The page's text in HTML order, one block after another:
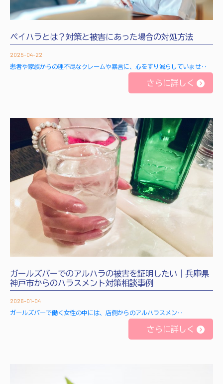
ペイハラとは？対策と被害にあった場合の対処方法
2025-04-22
患者や家族からの理不尽なクレームや暴言に、心をすり減らしていませ‥
さらに詳しく
ガールズバーでのアルハラの被害を証明したい｜兵庫県
神戸市からのハラスメント対策相談事例
2026-01-04
ガールズバーで働く女性の中には、店側からのアルハラスメン‥
さらに詳しく